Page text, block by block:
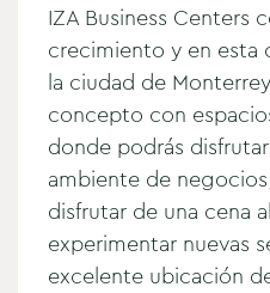
IZA Business Centers
crecimiento y en esta
la ciudad de
concepto con
donde podrás
ambiente de
disfrutar de una cena
experimentar nuevas
excelente ubicación